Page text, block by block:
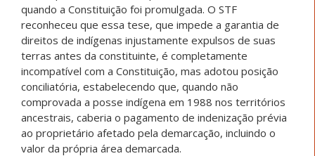
quando a Constituição foi promulgada. O STF
reconheceu que essa tese, que impede a garantia de
direitos de indígenas injustamente expulsos de suas
terras antes da constituinte, é completamente
incompatível com a Constituição, mas adotou posição
conciliatória, estabelecendo que, quando não
comprovada a posse indígena em 1988 nos territórios
ancestrais, caberia o pagamento de indenização prévia
ao proprietário afetado pela demarcação, incluindo o
valor da própria área demarcada.